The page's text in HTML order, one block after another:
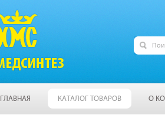
ГЛАВНАЯ КАТАЛОГ ТОВАРОВ О